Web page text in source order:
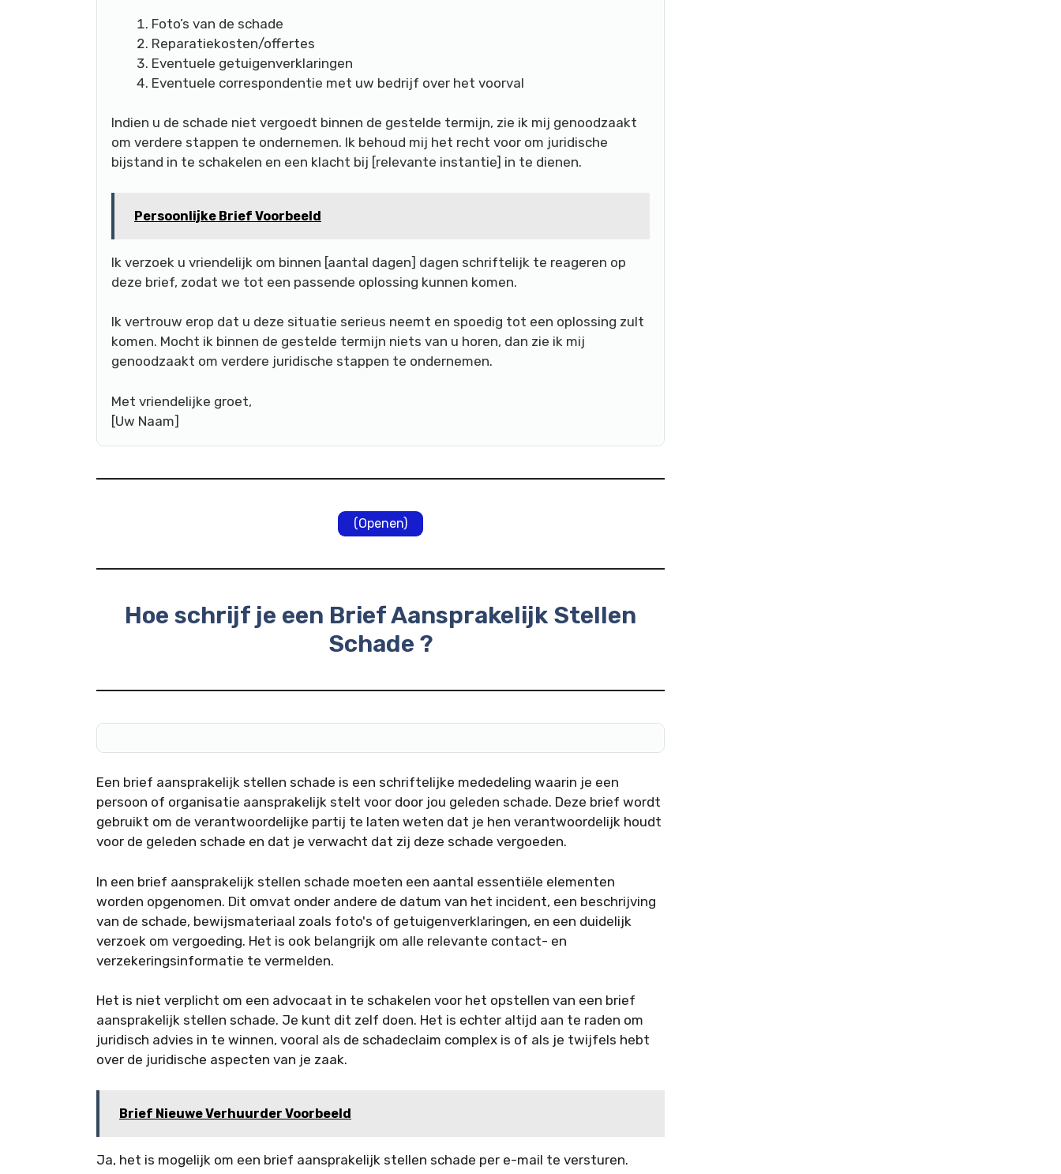
Foto’s van de schade
Reparatiekosten/offertes
Eventuele getuigenverklaringen
Eventuele correspondentie met uw bedrijf over het voorval
Indien u de schade niet vergoedt binnen de gestelde termijn, zie ik mij genoodzaakt
om verdere stappen te ondernemen. Ik behoud mij het recht voor om juridische
bijstand in te schakelen en een klacht bij [relevante instantie] in te dienen.
Persoonlijke Brief Voorbeeld
Ik verzoek u vriendelijk om binnen [aantal dagen] dagen schriftelijk te reageren op
deze brief, zodat we tot een passende oplossing kunnen komen.
Ik vertrouw erop dat u deze situatie serieus neemt en spoedig tot een oplossing zult
komen. Mocht ik binnen de gestelde termijn niets van u horen, dan zie ik mij
genoodzaakt om verdere juridische stappen te ondernemen.
Met vriendelijke groet,
[Uw Naam]
(Openen)
Hoe schrijf je een Brief Aansprakelijk Stellen
Schade ?
Een brief aansprakelijk stellen schade is een schriftelijke mededeling waarin je een
persoon of organisatie aansprakelijk stelt voor door jou geleden schade. Deze brief wordt
gebruikt om de verantwoordelijke partij te laten weten dat je hen verantwoordelijk houdt
voor de geleden schade en dat je verwacht dat zij deze schade vergoeden.
In een brief aansprakelijk stellen schade moeten een aantal essentiële elementen
worden opgenomen. Dit omvat onder andere de datum van het incident, een beschrijving
van de schade, bewijsmateriaal zoals foto's of getuigenverklaringen, en een duidelijk
verzoek om vergoeding. Het is ook belangrijk om alle relevante contact- en
verzekeringsinformatie te vermelden.
Het is niet verplicht om een advocaat in te schakelen voor het opstellen van een brief
aansprakelijk stellen schade. Je kunt dit zelf doen. Het is echter altijd aan te raden om
juridisch advies in te winnen, vooral als de schadeclaim complex is of als je twijfels hebt
over de juridische aspecten van je zaak.
Brief Nieuwe Verhuurder Voorbeeld
Ja, het is mogelijk om een brief aansprakelijk stellen schade per e-mail te versturen.